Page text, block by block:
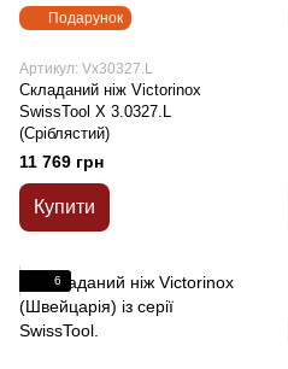
Подарунок
Артикул: Vx30327.L
Складаний ніж Victorinox
SwissTool X 3.0327.L
(Сріблястий)
11 769 грн
Купити
6